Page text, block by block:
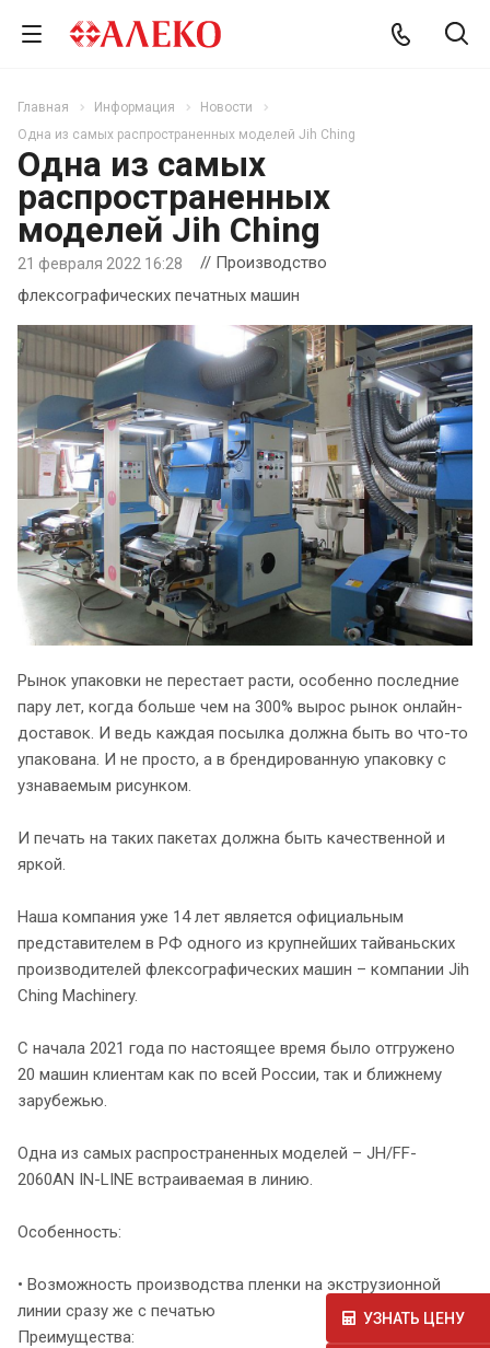
Главная Информация
Новости
Одна из самых распространенных моделей Jih Ching
Одна из самых
распространенных
моделей Jih Ching
21 февраля 2022 16:28
// Производство
флексографических печатных машин
Рынок упаковки не перестает расти, особенно последние
пару лет, когда больше чем на 300% вырос рынок онлайн-
доставок. И ведь каждая посылка должна быть во что-то
упакована. И не просто, а в брендированную упаковку с
узнаваемым рисунком.
И печать на таких пакетах должна быть качественной и
яркой.
Наша компания уже 14 лет является официальным
представителем в РФ одного из крупнейших тайваньских
производителей флексографических машин – компании Jih
Ching Machinery.
С начала 2021 года по настоящее время было отгружено
20 машин клиентам как по всей России, так и ближнему
зарубежью.
Одна из самых распространенных моделей – JH/FF-
2060AN IN-LINE встраиваемая в линию.
Особенность:
• Возможность производства пленки на экструзионной
линии сразу же с печатью
Преимущества:
УЗНАТЬ ЦЕНУ